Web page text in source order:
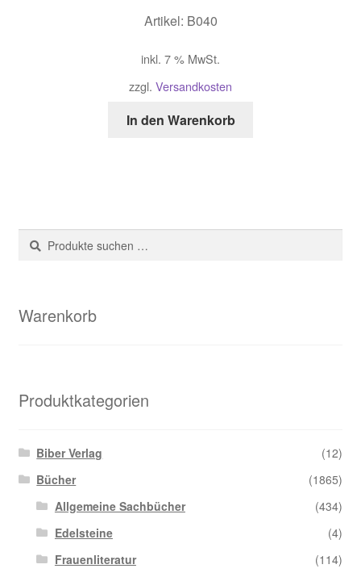
Artikel: B040
inkl. 7 % MwSt.
zzgl. Versandkosten
In den Warenkorb
Suche
nach:
Suchen
Warenkorb
Produktkategorien
Biber Verlag
(12)
Bücher
(1865)
Allgemeine Sachbücher
(434)
Edelsteine
(4)
Frauenliteratur
(114)